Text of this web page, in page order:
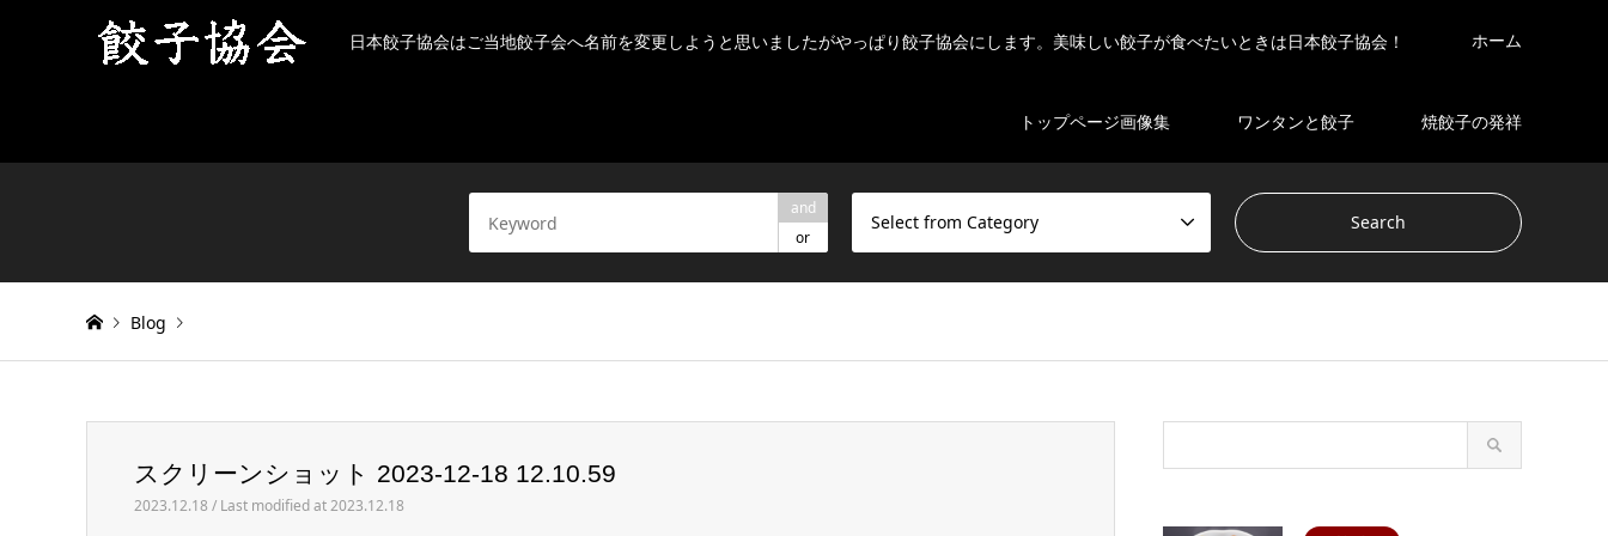
日本餃子協会はご当地餃子会へ名前を変更しようと思いましたがやっぱり餃子協会にします。美味しい餃子が食べたいときは日本餃子協会！ ホーム
トップページ画像集 ワンタンと餃子 焼餃子の発祥
and
or
Select from Category
Blog
スクリーンショット 2023-12-18 12.10.59
スクリーンショット 2023-12-18 12.10.59
2023.12.18 / Last modified at 2023.12.18